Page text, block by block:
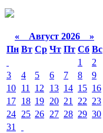
« Август 2026 »
Пн Вт Ср Чт Пт Сб Вс
1
2
3
4 5 6 7 8
9
10 11 12 13 14 15 16
17 18 19 20 21 22 23
24 25 26 27 28 29 30
31